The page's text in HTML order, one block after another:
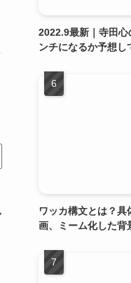
2022.9最新｜寺田
ンチになるか予想し
ワッカ構文とは？
画、ミーム化した背